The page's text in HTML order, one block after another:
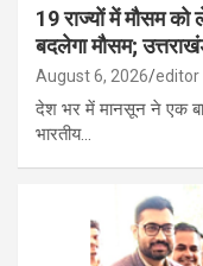
19 राज्यों में मौसम को
बदलेगा मौसम;
August 6, 2026 editor
देश भर में मानसून ने एक
भारतीय…